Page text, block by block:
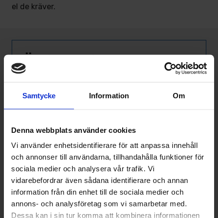
Samtycke Information Om
Denna webbplats använder cookies
Vi använder enhetsidentifierare för att anpassa innehåll
och annonser till användarna, tillhandahålla funktioner för
sociala medier och analysera vår trafik. Vi
vidarebefordrar även sådana identifierare och annan
information från din enhet till de sociala medier och
annons- och analysföretag som vi samarbetar med.
Dessa kan i sin tur komma att kombinera informationen
el de kräver.
Övriga artiklar
ventilation - energislukare du inte tänker
Så påverkar ventilation din hälsa - vikten
av ett fungerande FTX-system
Rengöring av luftvärmepump - så går det
till
Rena luften med luftvärmepump
Hur ofta ska man göra en OVK-besiktning?